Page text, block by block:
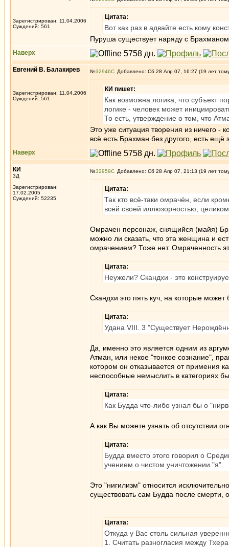
Зарегистрирован: 11.04.2006
Суждений: 561
Цитата:
Вот как раз в адвайте есть кому
Пуруша существует наряду с
Наверх
Евгений В. Балакирев
Зарегистрирован: 11.04.2006
Суждений: 561
№32946 Добавлено: Сб 28 Апр 07, 16:27 (19 лет
КИ пишет:
Как возможна логика, что субъект
логике - человек может
То есть, утверждение о том, что
Это уже ситуация творения из ничего -
всё есть Брахман без другого, есть
Наверх
КИ
3Д
Зарегистрирован:
17.02.2005
Суждений: 52235
№32959 Добавлено: Сб 28 Апр 07, 21:13 (19 лет
Цитата:
Так кто всё-таки омрачён, если
всей своей иллюзорностью,
Омрачен персонаж, снящийся (майя)
можно ли сказать, что эта женщина и
омрачением? Тоже нет. Омраченность
Цитата:
Неужели? Скандхи - это
Скандхи это пять куч, на которые
Цитата:
Удана VIII. 3 "Существует
Да, именно это является одним из
Атман, или некое "тонкое сознание",
котором он отказывается от примения
неспособные немыслить в категориях
Цитата:
Как Будда что-либо узнал бы о
А как Вы можете узнать об отсутствии
Цитата:
Будда вместо этого говорил о
учением о чистом уничтожении "я".
Это "нигилизм" относится
существовать сам Будда после смерти,
Цитата:
Откуда у Вас столь сильная
1. Считать разногласия между